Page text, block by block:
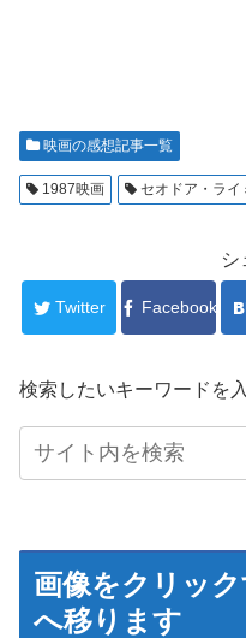
映画の感想記事一覧
1987映画 セオドア・ライ
シ
Twitter Facebook
検索したいキーワードを
画像をクリッ
へ移ります